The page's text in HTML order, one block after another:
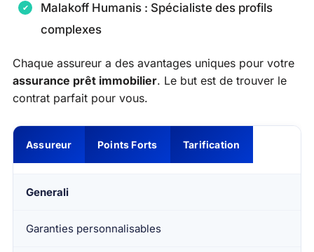
Malakoff Humanis : Spécialiste des profils
complexes
Chaque assureur a des avantages uniques pour votre
assurance prêt immobilier. Le but est de trouver le
contrat parfait pour vous.
Assureur Points Forts Tarification
Generali
Garanties personnalisables